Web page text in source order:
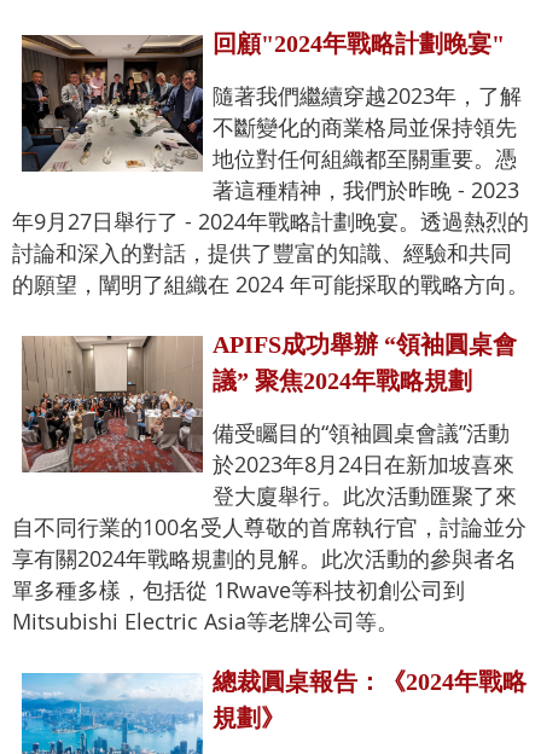
回顧"2024年戰略計劃晚宴"
隨著我們繼續穿越2023年，了解
不斷變化的商業格局並保持領先
地位對任何組織都至關重要。憑
著這種精神，我們於昨晚 - 2023
年9月27日舉行了 - 2024年戰略計劃晚宴。透過熱烈的
討論和深入的對話，提供了豐富的知識、經驗和共同
的願望，闡明了組織在 2024 年可能採取的戰略方向。
APIFS成功舉辦 “領袖圓桌會
議” 聚焦2024年戰略規劃
備受矚目的“領袖圓桌會議”活動
於2023年8月24日在新加坡喜來
登大廈舉行。此次活動匯聚了來
自不同行業的100名受人尊敬的首席執行官，討論並分
享有關2024年戰略規劃的見解。此次活動的參與者名
單多種多樣，包括從 1Rwave等科技初創公司到
Mitsubishi Electric Asia等老牌公司等。
總裁圓桌報告：《2024年戰略
規劃》